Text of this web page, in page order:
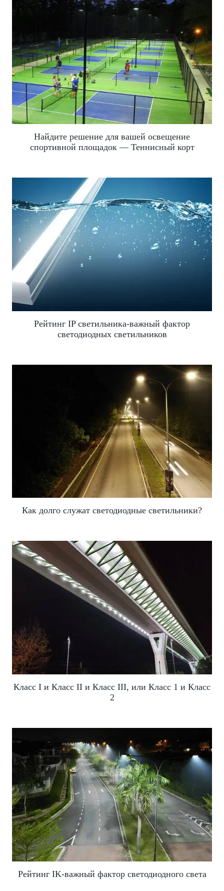
Найдите решение для вашей освещение
спортивной площадок — Теннисный корт
Рейтинг IP светильника-важный фактор
светодиодных светильников
Как долго служат светодиодные светильники?
Класс I и Класс II и Класс III, или Класс 1 и Класс
2
Рейтинг IK-важный фактор светодиодного света